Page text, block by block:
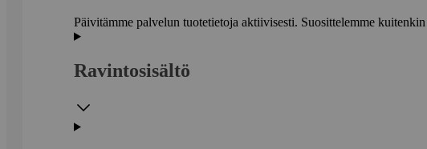
Päivitämme palvelun tuotetietoja aktiivisesti. Suosittelemme
Ravintosisältö